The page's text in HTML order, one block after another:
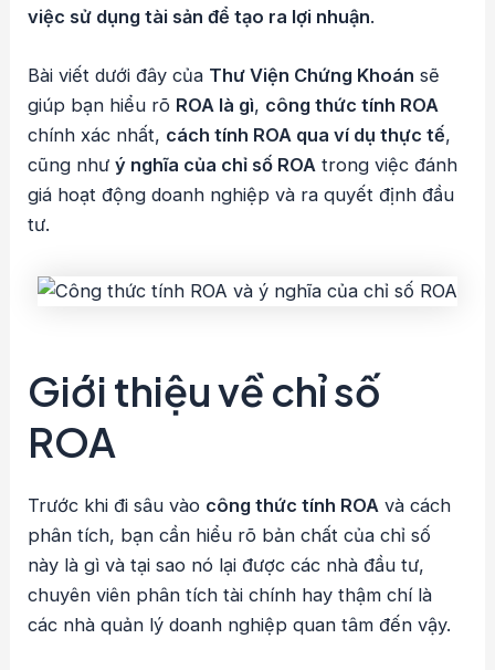
việc sử dụng tài sản để tạo ra lợi nhuận.
Bài viết dưới đây của Thư Viện Chứng Khoán sẽ
giúp bạn hiểu rõ ROA là gì, công thức tính ROA
chính xác nhất, cách tính ROA qua ví dụ thực tế,
cũng nhưý nghĩa của chỉ số ROA trong việc đánh
giá hoạt động doanh nghiệp và ra quyết định đầu
tư.
Giới thiệu về chỉ số
ROA
Trước khi đi sâu vào công thức tính ROA và cách
phân tích, bạn cần hiểu rõ bản chất của chỉ số
này là gì và tại sao nó lại được các nhà đầu tư,
chuyên viên phân tích tài chính hay thậm chí là
các nhà quản lý doanh nghiệp quan tâm đến vậy.